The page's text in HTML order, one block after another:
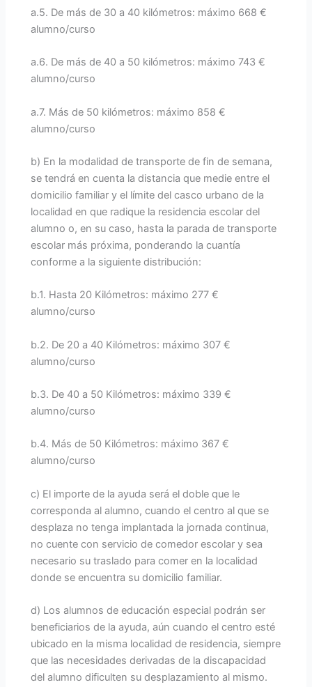
a.5. De más de 30 a 40 kilómetros: máximo 668 €
alumno/curso
a.6. De más de 40 a 50 kilómetros: máximo 743 €
alumno/curso
a.7. Más de 50 kilómetros: máximo 858 €
alumno/curso
b) En la modalidad de transporte de fin de semana,
se tendrá en cuenta la distancia que medie entre el
domicilio familiar y el límite del casco urbano de la
localidad en que radique la residencia escolar del
alumno o, en su caso, hasta la parada de transporte
escolar más próxima, ponderando la cuantía
conforme a la siguiente distribución:
b.1. Hasta 20 Kilómetros: máximo 277 €
alumno/curso
b.2. De 20 a 40 Kilómetros: máximo 307 €
alumno/curso
b.3. De 40 a 50 Kilómetros: máximo 339 €
alumno/curso
b.4. Más de 50 Kilómetros: máximo 367 €
alumno/curso
c) El importe de la ayuda será el doble que le
corresponda al alumno, cuando el centro al que se
desplaza no tenga implantada la jornada continua,
no cuente con servicio de comedor escolar y sea
necesario su traslado para comer en la localidad
donde se encuentra su domicilio familiar.
d) Los alumnos de educación especial podrán ser
beneficiarios de la ayuda, aún cuando el centro esté
ubicado en la misma localidad de residencia, siempre
que las necesidades derivadas de la discapacidad
del alumno dificulten su desplazamiento al mismo.